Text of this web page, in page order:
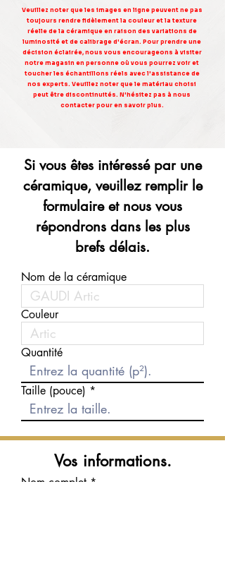
Veuillez noter que les images en ligne peuvent ne pas
toujours rendre fidèlement la couleur et la texture
réelle de la céramique en raison des variations de
luminosité et de calibrage d'écran. Pour prendre une
décision éclairée, nous vous encourageons à visiter
notre magasin en personne où vous pourrez voir et
toucher les échantillons réels avec l'assistance de
nos experts. Veuillez noter que le matériau choisi
peut être discontinuités. N'hésitez pas à nous
contacter pour en savoir plus.
Si vous êtes intéressé par une
céramique, veuillez remplir le
formulaire et nous vous
répondrons dans les plus
brefs délais.
Nom de la céramique
Couleur
Quantité
Taille (pouce)
Vos informations.
Nom complet